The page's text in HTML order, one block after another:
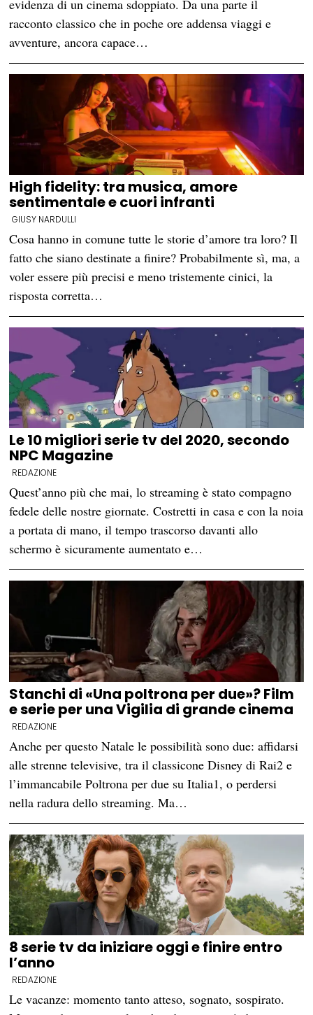
evidenza di un cinema sdoppiato. Da una parte il
racconto classico che in poche ore addensa viaggi e
avventure, ancora capace…
High fidelity: tra musica, amore
sentimentale e cuori infranti
GIUSY NARDULLI
Cosa hanno in comune tutte le storie d’amore tra loro? Il
fatto che siano destinate a finire? Probabilmente sì, ma, a
voler essere più precisi e meno tristemente cinici, la
risposta corretta…
Le 10 migliori serie tv del 2020, secondo
NPC Magazine
REDAZIONE
Quest’anno più che mai, lo streaming è stato compagno
fedele delle nostre giornate. Costretti in casa e con la noia
a portata di mano, il tempo trascorso davanti allo
schermo è sicuramente aumentato e…
Stanchi di «Una poltrona per due»? Film
e serie per una Vigilia di grande cinema
REDAZIONE
Anche per questo Natale le possibilità sono due: affidarsi
alle strenne televisive, tra il classicone Disney di Rai2 e
l’immancabile Poltrona per due su Italia1, o perdersi
nella radura dello streaming. Ma…
8 serie tv da iniziare oggi e finire entro
l’anno
REDAZIONE
Le vacanze: momento tanto atteso, sognato, sospirato.